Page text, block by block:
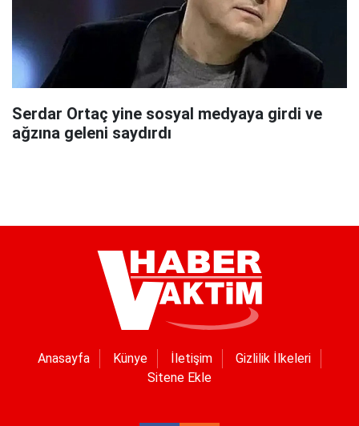
Serdar Ortaç yine sosyal medyaya girdi ve
ağzına geleni saydırdı
Anasayfa Künye İletişim
Gizlilik İlkeleri
Sitene Ekle